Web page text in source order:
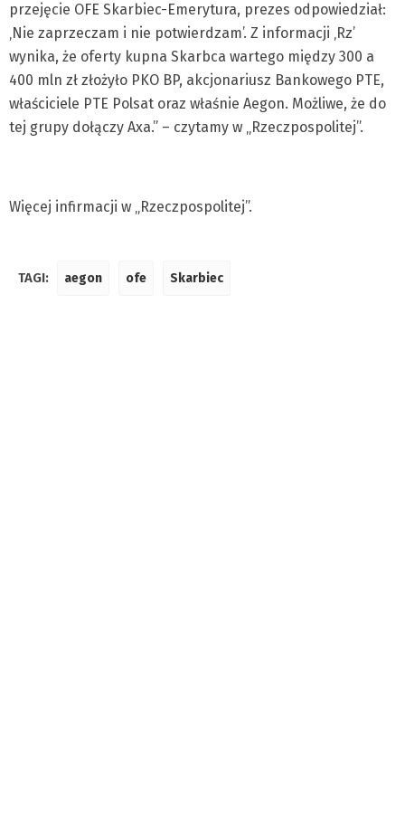
przejęcie OFE Skarbiec-Emerytura, prezes odpowiedział:
‚Nie zaprzeczam i nie potwierdzam’. Z informacji ‚Rz’
wynika, że oferty kupna Skarbca wartego między 300 a
400 mln zł złożyło PKO BP, akcjonariusz Bankowego PTE,
właściciele PTE Polsat oraz właśnie Aegon. Możliwe, że do
tej grupy dołączy Axa.” – czytamy w „Rzeczpospolitej”.
Więcej infirmacji w „Rzeczpospolitej”.
TAGI: aegon ofe Skarbiec